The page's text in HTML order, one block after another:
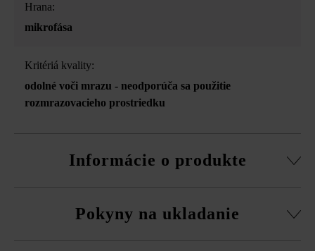
Hrana:
mikrofása
Kritériá kvality:
odolné voči mrazu - neodporúča sa použitie
rozmrazovacieho prostriedku
Informácie o produkte
kamene, súpravy rohových kociek a vrchná doska.
Pokyny na ukladanie